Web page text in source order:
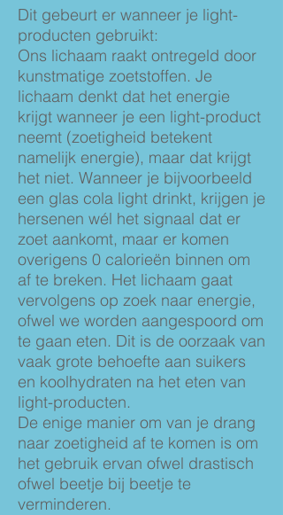
Dit gebeurt er wanneer je light-
producten gebruikt:
Ons lichaam raakt ontregeld door
kunstmatige zoetstoffen. Je
lichaam denkt dat het energie
krijgt wanneer je een light-product
neemt (zoetigheid betekent
namelijk energie), maar dat krijgt
het niet. Wanneer je bijvoorbeeld
een glas cola light drinkt, krijgen je
hersenen wél het signaal dat er
zoet aankomt, maar er komen
overigens 0 calorieën binnen om
af te breken. Het lichaam gaat
vervolgens op zoek naar energie,
ofwel we worden aangespoord om
te gaan eten. Dit is de oorzaak van
vaak grote behoefte aan suikers
en koolhydraten na het eten van
light-producten.
De enige manier om van je drang
naar zoetigheid af te komen is om
het gebruik ervan ofwel drastisch
ofwel beetje bij beetje te
verminderen.